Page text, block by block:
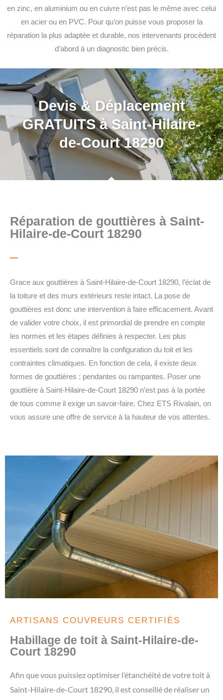
en zinc, en aluminium ou en cuivre n’est pas le même avec celui
en acier ou en PVC. Pour qu’on puisse vous proposer la
réparation la plus adaptée et durable, nos intervenants procèdent
d’abord à un diagnostic bien précis.
Devis & Déplacement
GRATUITS à Saint-Hilaire-
de-Court 18290
Réparation de gouttières à Saint-
Hilaire-de-Court 18290
Grace aux gouttières à Saint-Hilaire-de-Court 18290, l’éclat de
la toiture et des murs extérieurs reste intact. La pose de
gouttières est donc une intervention à faire efficacement. Avant
de valider votre choix, il est primordial de prendre en compte
les normes et les étapes définies à respecter. Les plus
essentiels sont de connaître la configuration du toit et les
contraintes climatiques. En fonction de cela, il existe deux
formes de gouttières : pendantes ou rampantes. Poser une
gouttière à Saint-Hilaire-de-Court 18290 n’est pas à la portée
de tous comme il exige un savoir-faire. Chez ETS Rivalain, on
vous assure une offre de service à la hauteur de vos attentes.
ARTISANS COUVREURS CERTIFIÉS
Habillage de toit à Saint-Hilaire-de-
Court 18290
Afin que vous puissiez optimiser l’étanchéité de votre toit à
Saint-Hilaire-de-Court 18290, il est conseillé de réaliser un